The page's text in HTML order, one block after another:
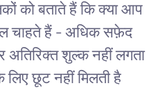
को बताते हैं कि क्या आप
चाहते हैं - अधिक सफ़ेद
शुल्क नहीं लगता
छूट नहीं मिलती है